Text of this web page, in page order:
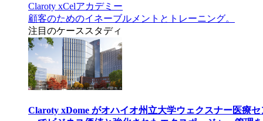
Claroty xCelアカデミー
顧客のためのイネーブルメントとトレーニング。
注目のケーススタディ
Claroty xDome がオハイオ州立大学ウェクスナー医療セ